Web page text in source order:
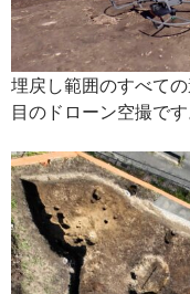
埋戻し範囲のすべて
目のドローン空撮です